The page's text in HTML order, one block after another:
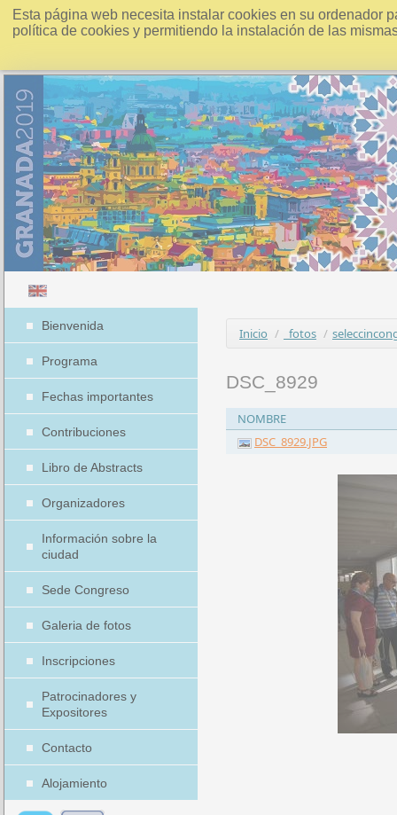
Esta página web necesita instalar cookies en su ordenador
política de cookies y permitiendo la instalación de las
Bienvenida
Programa
Fechas importantes
Contribuciones
Libro de Abstracts
Organizadores
Información sobre la
ciudad
Sede Congreso
Galeria de fotos
Inscripciones
Patrocinadores y
Expositores
Contacto
Alojamiento
Inicio / _fotos /
DSC_8929
NOMBRE
DSC_8929.JPG